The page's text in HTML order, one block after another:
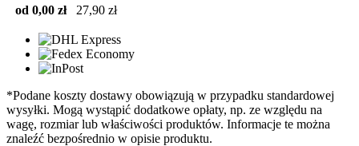
od 0,00 zł
27,90 zł
*Podane koszty dostawy obowiązują w przypadku standardowej
wysyłki. Mogą wystąpić dodatkowe opłaty, np. ze względu na
wagę, rozmiar lub właściwości produktów. Informacje te można
znaleźć bezpośrednio w opisie produktu.